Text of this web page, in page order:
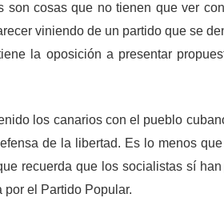
cosas que no tienen que ver
viniendo de un partido que se
la oposición a presentar
los canarios con el pueblo
de la libertad. Es lo menos
recuerda que los socialistas sí
el Partido Popular.